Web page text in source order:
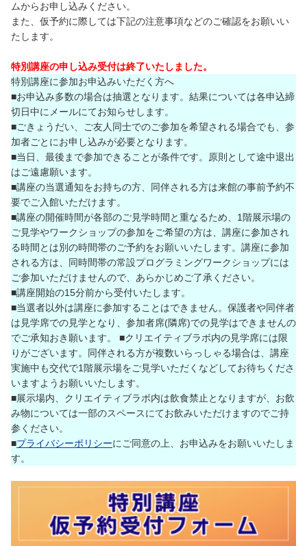
ムからお申し込みください。
また、仮予約に際しては下記の注意事項などのご確認をお願いい
たします。
特別講座の申し込み受付は終了いたしました。
特別講座に参加お申込みいただく方へ
■お申込み多数の場合は抽選となります。結果については各申込締
切日中にメールにてお知らせします。
■ごきょうだい、ご友人同士でのご参加を希望される場合でも、参
加者ごとにお申し込みが必要となります。
■当日、最後まで参加できることが条件です。原則として途中退出
はご遠慮願います。
■講座の当選通知をお持ちの方、同伴される方は来館の事前予約不
要でご入館いただけます。
■講座の開催時間が各部のご見学時間と重なるため、1階展示場の
ご見学やワークショップの参加をご希望の方は、講座に参加され
る時間とは別の時間帯のご予約をお願いいたします。講座に参加
される方は、同時間帯の常設プログラミングワークショップには
ご参加いただけませんので、あらかじめご了承ください。
■講座開始の15分前から受付いたします。
■当選者以外は講座に参加することはできません。保護者や同伴者
は見学席での見学となり、参加者席(隣席)での見学はできませんの
でご承知おき願います。 ■クリエイティブラボ内の見学席には限
りがございます。同伴される方が複数いらっしゃる場合は、講座
実施中も交代で1階展示場をご見学いただくなどしてお待ちくださ
いますようお願いいたします。
■展示場内、クリエイティブラボ内は飲食禁止となりますが、お飲
み物については一部のスペースにてお飲みいただけますのでご持
参ください。
■プライバシーポリシーにご同意の上、お申込みをお願いいたしま
す。